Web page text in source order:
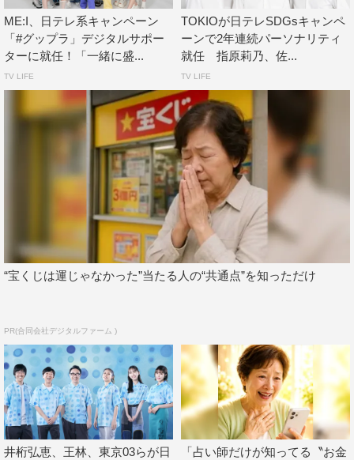
を考案する。
ME:I コメント
◆グップラデジタルサポーターとして選ばれた感想や意気
込みは？
ME:I：去年はデビューの年にもかかわらずデジタルサポー
ターに就任させていただくことができて本当にうれしかっ
たのですが、1年たってまたこうした役を務めさせていた
だくことになって本当に光栄です。またあらためて意識を
高めていきたいなと思いました！頑張ります！
◆昨年に続き2回目と聞いた時、どんな気持ちでした？
に、地球に優しい人でありたいなと思いました。
◆「グップラ」は「地球にいいこと」「人にいいこと」を
指しますが、デジタルサポーターを務めてから生活が変化
した部分はありますか？
KEIKO（ME:I）：ゴミを出さないように意識しています。
ME:I、日テレ系キャンペーン
「#グップラ」デジタルサポー
ターに就任！「一緒に盛...
TV LIFE
TOKIOが日テレSDGsキャンペ
ーンで2年連続パーソナリティ
就任 指原莉乃、佐...
TV LIFE
“宝くじは運じゃなかった”当たる人の“共通点”を知っただけ
PR(合同会社デジタルファーム )
井桁弘恵、王林、東京03らが日
「占い師だけが知ってる〝お金